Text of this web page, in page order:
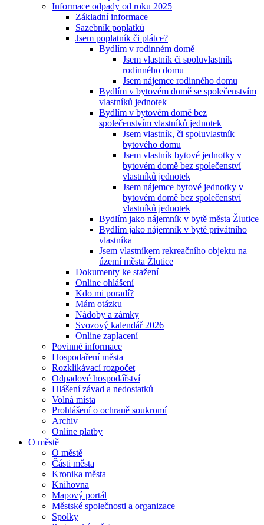
Informace odpady od roku 2025
Základní informace
Sazebník poplatků
Jsem poplatník či plátce?
Bydlím v rodinném domě
Jsem vlastník či spoluvlastník
rodinného domu
Jsem nájemce rodinného domu
Bydlím v bytovém domě se společenstvím
vlastníků jednotek
Bydlím v bytovém domě bez
společenstvím vlastníků jednotek
Jsem vlastník, či spoluvlastník
bytového domu
Jsem vlastník bytové jednotky v
bytovém domě bez společenství
vlastníků jednotek
Jsem nájemce bytové jednotky v
bytovém domě bez společenství
vlastníků jednotek
Bydlím jako nájemník v bytě města Žlutice
Bydlím jako nájemník v bytě privátního
vlastníka
Jsem vlastníkem rekreačního objektu na
území města Žlutice
Dokumenty ke stažení
Online ohlášení
Kdo mi poradí?
Mám otázku
Nádoby a zámky
Svozový kalendář 2026
Online zaplacení
Povinné informace
Hospodaření města
Rozklikávací rozpočet
Odpadové hospodářství
Hlášení závad a nedostatků
Volná místa
Prohlášení o ochraně soukromí
Archiv
Online platby
O městě
O městě
Části města
Kronika města
Knihovna
Mapový portál
Městské společnosti a organizace
Spolky